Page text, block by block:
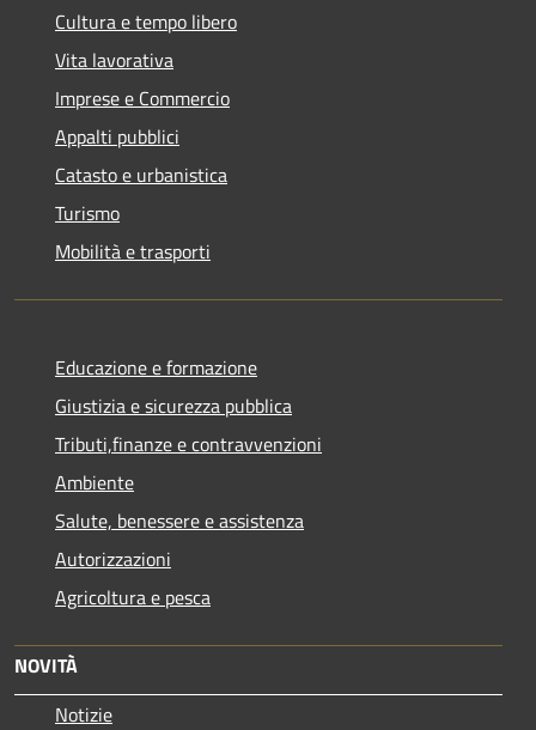
Cultura e tempo libero
Vita lavorativa
Imprese e Commercio
Appalti pubblici
Catasto e urbanistica
Turismo
Mobilità e trasporti
Educazione e formazione
Giustizia e sicurezza pubblica
Tributi,finanze e contravvenzioni
Ambiente
Salute, benessere e assistenza
Autorizzazioni
Agricoltura e pesca
NOVITÀ
Notizie